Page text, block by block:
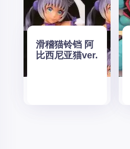
滑稽猫铃铛 阿
比西尼亚猫ver.